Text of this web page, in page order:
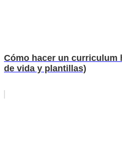
Cómo hacer un curriculum
de vida y plantillas)